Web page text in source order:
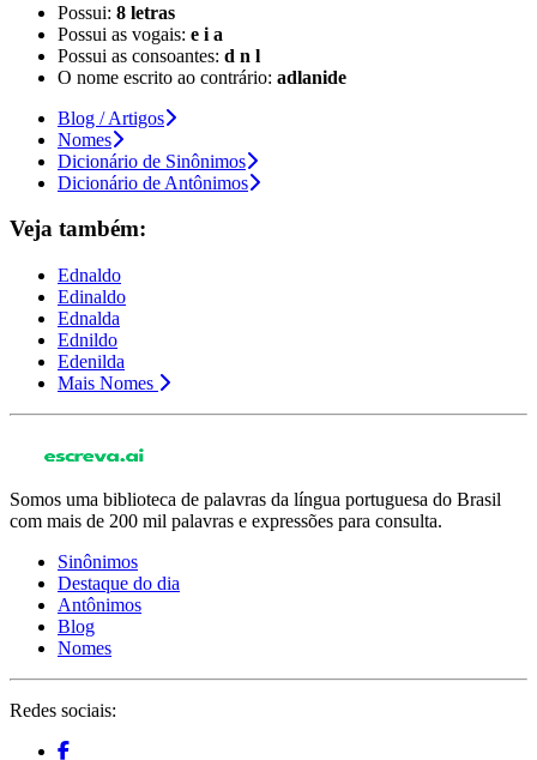
Possui: 8 letras
Possui as vogais: e i a
Possui as consoantes: d n l
O nome escrito ao contrário: adlanide
Blog / Artigos
Nomes
Dicionário de Sinônimos
Dicionário de Antônimos
Veja também:
Ednaldo
Edinaldo
Ednalda
Ednildo
Edenilda
Mais Nomes
Somos uma biblioteca de palavras da língua portuguesa do Brasil
com mais de 200 mil palavras e expressões para consulta.
Sinônimos
Destaque do dia
Antônimos
Blog
Nomes
Redes sociais: